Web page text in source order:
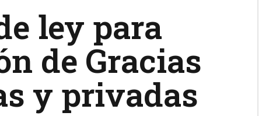
ley para
de Gracias
y privadas